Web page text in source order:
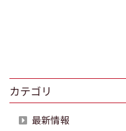
カテゴリ
最新情報